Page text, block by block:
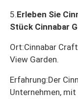
5.Erleben Sie
Stück Cinnabar
Ort:Cinnabar
View Garden.
Erfahrung:Der
Unternehmen,